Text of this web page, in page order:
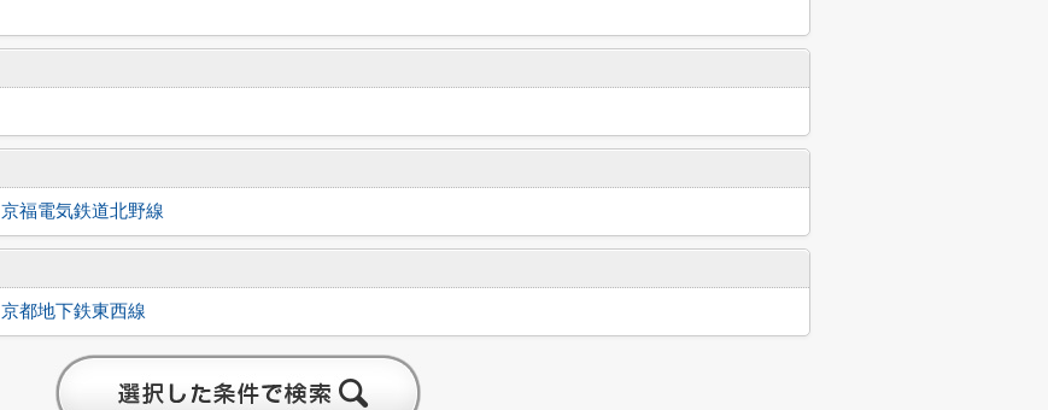
京福電気鉄道北野線
京都地下鉄東西線